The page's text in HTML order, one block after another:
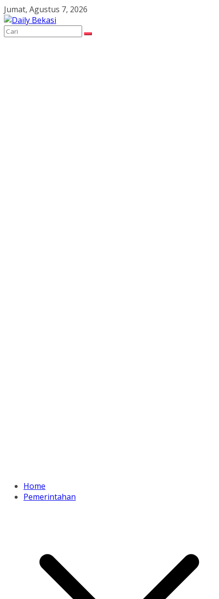
Skip
to
content
Jumat, Agustus 7, 2026
Home
Pemerintahan